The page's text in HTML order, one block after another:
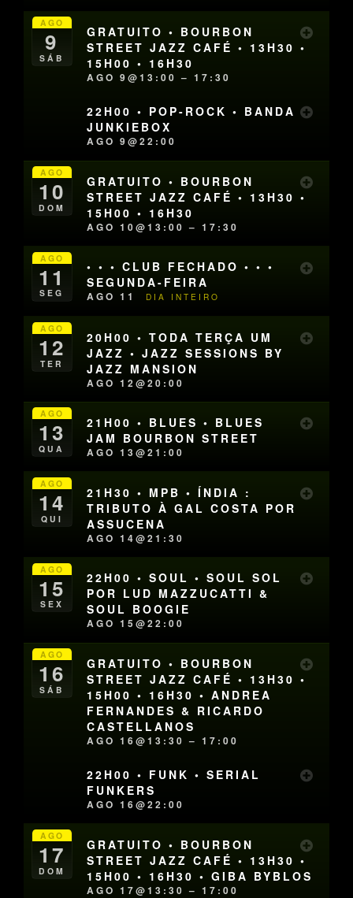
AGO
9
SÁB
GRATUITO • BOURBON
STREET JAZZ CAFÉ • 13H30 •
15H00 • 16H30
AGO 9@13:00 – 17:30
22H00 • POP-ROCK • BANDA
JUNKIEBOX
AGO 9@22:00
AGO
10
DOM
GRATUITO • BOURBON
STREET JAZZ CAFÉ • 13H30 •
15H00 • 16H30
AGO 10@13:00 – 17:30
AGO
11
SEG
• • • CLUB FECHADO • • •
SEGUNDA-FEIRA
AGO 11 DIA INTEIRO
AGO
12
TER
20H00 • TODA TERÇA UM
JAZZ • JAZZ SESSIONS BY
JAZZ MANSION
AGO 12@20:00
AGO
13
QUA
21H00 • BLUES • BLUES
JAM BOURBON STREET
AGO 13@21:00
AGO
14
QUI
21H30 • MPB • ÍNDIA :
TRIBUTO À GAL COSTA POR
ASSUCENA
AGO 14@21:30
AGO
15
SEX
22H00 • SOUL • SOUL SOL
POR LUD MAZZUCATTI &
SOUL BOOGIE
AGO 15@22:00
AGO
16
SÁB
GRATUITO • BOURBON
STREET JAZZ CAFÉ • 13H30 •
15H00 • 16H30 • ANDREA
FERNANDES & RICARDO
CASTELLANOS
AGO 16@13:30 – 17:00
22H00 • FUNK • SERIAL
FUNKERS
AGO 16@22:00
AGO
17
DOM
GRATUITO • BOURBON
STREET JAZZ CAFÉ • 13H30 •
15H00 • 16H30 • GIBA BYBLOS
AGO 17@13:30 – 17:00